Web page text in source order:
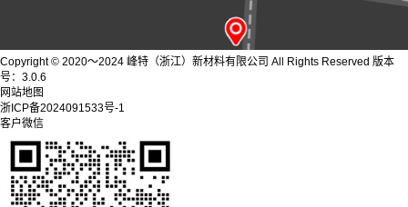
Copyright © 2020～2024 峰特（浙江）新材料有限公司 All Rights Reserved 版本
号：3.0.6
网站地图
浙ICP备2024091533号-1
客户微信